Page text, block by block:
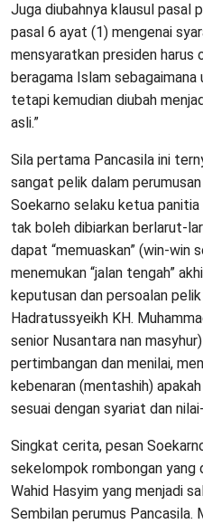
Juga diubahnya klausul pasal
pasal 6 ayat (1) mengenai
mensyaratkan presiden harus
beragama Islam sebagaimana
tetapi kemudian diubah
asli.”
Sila pertama Pancasila ini
sangat pelik dalam
Soekarno selaku ketua
tak boleh dibiarkan berlarut-
dapat “memuaskan” (win-win
menemukan “jalan tengah”
keputusan dan persoalan
Hadratussyeikh KH.
senior Nusantara nan
pertimbangan dan menilai,
kebenaran (mentashih)
sesuai dengan syariat dan
Singkat cerita, pesan
sekelompok rombongan yang
Wahid Hasyim yang menjadi
Sembilan perumus Pancasila.